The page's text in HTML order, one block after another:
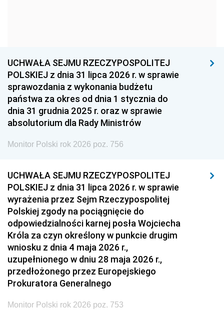
1939 1938 1937
1936 1930
UCHWAŁA SEJMU RZECZYPOSPOLITEJ
POLSKIEJ z dnia 31 lipca 2026 r. w sprawie
sprawozdania z wykonania budżetu
państwa za okres od dnia 1 stycznia do
dnia 31 grudnia 2025 r. oraz w sprawie
absolutorium dla Rady Ministrów
Monitor Polski rok 2026 poz. 756
UCHWAŁA SEJMU RZECZYPOSPOLITEJ
POLSKIEJ z dnia 31 lipca 2026 r. w sprawie
wyrażenia przez Sejm Rzeczypospolitej
Polskiej zgody na pociągnięcie do
odpowiedzialności karnej posła Wojciecha
Króla za czyn określony w punkcie drugim
wniosku z dnia 4 maja 2026 r.,
uzupełnionego w dniu 28 maja 2026 r.,
przedłożonego przez Europejskiego
Prokuratora Generalnego
Monitor Polski rok 2026 poz. 753